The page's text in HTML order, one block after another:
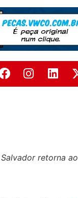
retorna ao